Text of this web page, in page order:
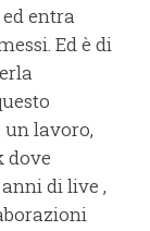
entra
Ed è di
lavoro,
dove
di live ,